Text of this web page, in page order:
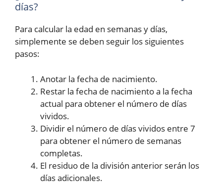
días?
Para calcular la edad en semanas y días,
simplemente se deben seguir los siguientes
pasos:
Anotar la fecha de nacimiento.
Restar la fecha de nacimiento a la fecha
actual para obtener el número de días
vividos.
Dividir el número de días vividos entre 7
para obtener el número de semanas
completas.
El residuo de la división anterior serán los
días adicionales.